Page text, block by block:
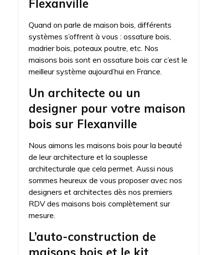
Flexanville
Quand on parle de maison bois, différents
systèmes s’offrent à vous : ossature bois,
madrier bois, poteaux poutre, etc. Nos
maisons bois sont en ossature bois car c’est le
meilleur système aujourd’hui en France.
Un architecte ou un
designer pour votre maison
bois sur Flexanville
Nous aimons les maisons bois pour la beauté
de leur architecture et la souplesse
architecturale que cela permet. Aussi nous
sommes heureux de vous proposer avec nos
designers et architectes dès nos premiers
RDV des maisons bois complètement sur
mesure.
L’auto-construction de
maisons bois et le kit